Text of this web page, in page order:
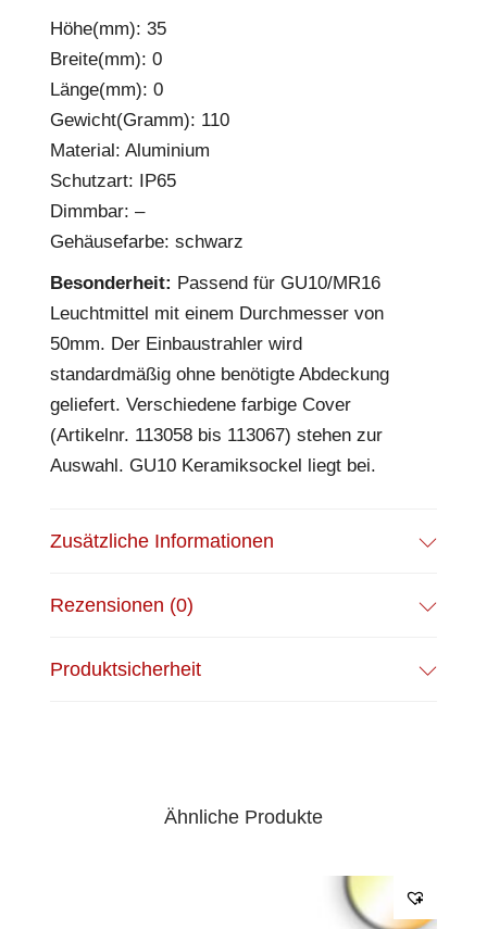
Höhe(mm): 35
Breite(mm): 0
Länge(mm): 0
Gewicht(Gramm): 110
Material: Aluminium
Schutzart: IP65
Dimmbar: –
Gehäusefarbe: schwarz
Besonderheit: Passend für GU10/MR16
Leuchtmittel mit einem Durchmesser von
50mm. Der Einbaustrahler wird
standardmäßig ohne benötigte Abdeckung
geliefert. Verschiedene farbige Cover
(Artikelnr. 113058 bis 113067) stehen zur
Auswahl. GU10 Keramiksockel liegt bei.
Zusätzliche Informationen
Rezensionen (0)
Produktsicherheit
Ähnliche Produkte